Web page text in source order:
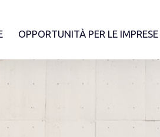
OPPORTUNITÀ PER LE IMPRESE